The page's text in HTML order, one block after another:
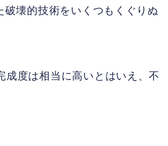
壊的技術をいくつもくぐりぬ
度は相当に高いとはいえ、不